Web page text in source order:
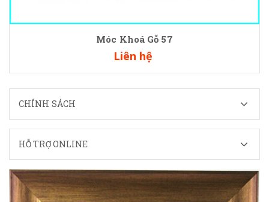
Móc Khoá Gỗ 57
Liên hệ
CHÍNH SÁCH
HỖ TRỢ ONLINE